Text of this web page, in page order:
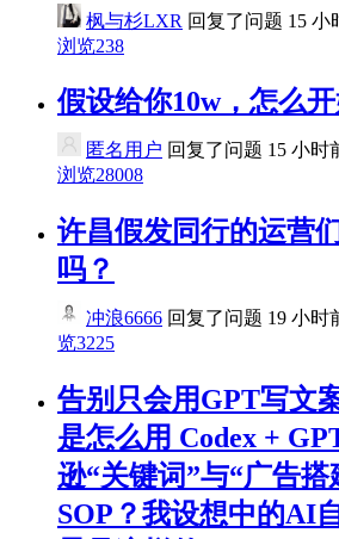
枫与杉LXR 回复了问题 15 小
浏览238
假设给你10w，怎么
匿名用户 回复了问题 15 小时
浏览28008
许昌假发同行的运营
吗？
冲浪6666 回复了问题 19 小时
览3225
告别只会用GPT写文
是怎么用 Codex +
逊“关键词”与“广告
SOP？我设想中的AI